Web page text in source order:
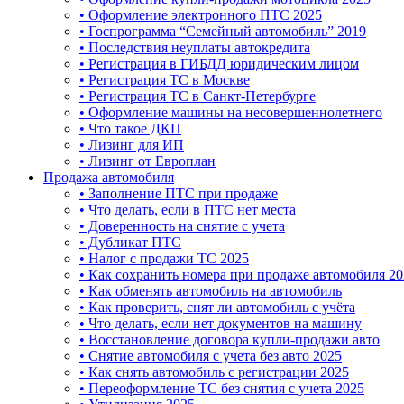
• Оформление электронного ПТС 2025
• Госпрограмма “Семейный автомобиль” 2019
• Последствия неуплаты автокредита
• Регистрация в ГИБДД юридическим лицом
• Регистрация ТС в Москве
• Регистрация ТС в Санкт-Петербурге
• Оформление машины на несовершеннолетнего
• Что такое ДКП
• Лизинг для ИП
• Лизинг от Европлан
Продажа автомобиля
• Заполнение ПТС при продаже
• Что делать, если в ПТС нет места
• Доверенность на снятие с учета
• Дубликат ПТС
• Налог с продажи ТС 2025
• Как сохранить номера при продаже автомобиля
• Как обменять автомобиль на автомобиль
• Как проверить, снят ли автомобиль с учёта
• Что делать, если нет документов на машину
• Восстановление договора купли-продажи авто
• Снятие автомобиля с учета без авто 2025
• Как снять автомобиль с регистрации 2025
• Переоформление ТС без снятия с учета 2025